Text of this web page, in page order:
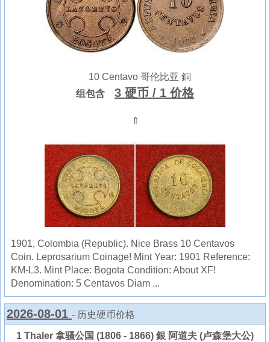
10 Centavo 哥伦比亚 銅
组包含
3 硬币 / 1 价格
⇑
1901, Colombia (Republic). Nice Brass 10 Centavos
Coin. Leprosarium Coinage! Mint Year: 1901 Reference:
KM-L3. Mint Place: Bogota Condition: About XF!
Denomination: 5 Centavos Diam ...
2026-08-01 - 历史硬币价格
1 Thaler 拿骚公国 (1806 - 1866) 銀 阿道夫 (卢森堡大公)